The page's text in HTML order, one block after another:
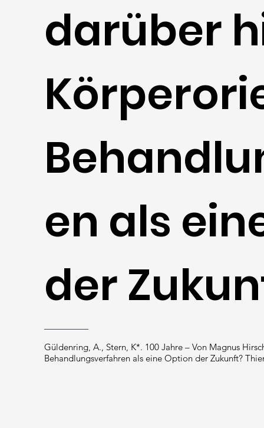
darüber
en als
der
Güldenring, A., Stern, K*. 100 Jahre – Von Magnus
Behandlungsverfahren als eine Option der Zukunft?